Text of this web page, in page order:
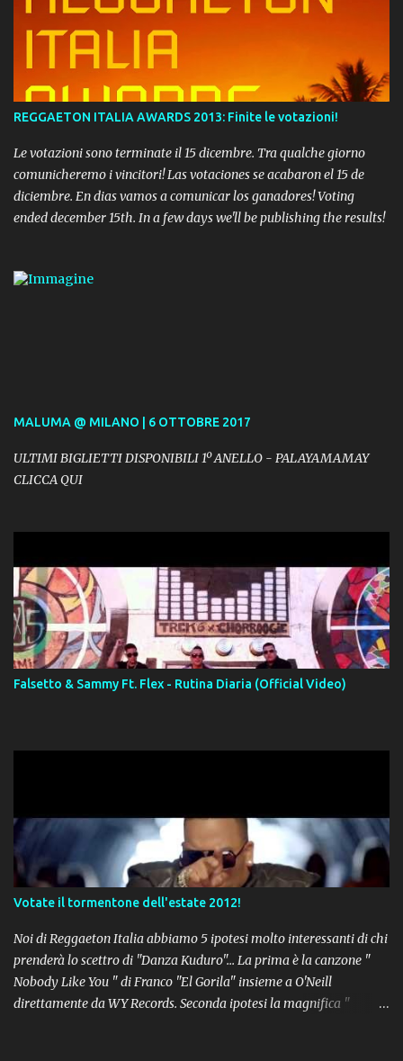
REGGAETON ITALIA AWARDS 2013: Finite le votazioni!
Le votazioni sono terminate il 15 dicembre. Tra qualche giorno
comunicheremo i vincitori! Las votaciones se acabaron el 15 de
diciembre. En dias vamos a comunicar los ganadores! Voting
ended december 15th. In a few days we'll be publishing the results!
MALUMA @ MILANO | 6 OTTOBRE 2017
ULTIMI BIGLIETTI DISPONIBILI 1º ANELLO - PALAYAMAMAY
CLICCA QUI
Falsetto & Sammy Ft. Flex - Rutina Diaria (Official Video)
Votate il tormentone dell'estate 2012!
Noi di Reggaeton Italia abbiamo 5 ipotesi molto interessanti di chi
prenderà lo scettro di "Danza Kuduro"... La prima è la canzone "
Nobody Like You " di Franco "El Gorila" insieme a O'Neill
direttamente da WY Records. Seconda ipotesi la magnifica "